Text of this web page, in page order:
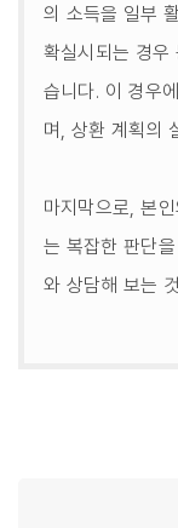
의 소득을 일부
확실시되는 경우
습니다. 이 경우
며, 상환 계획의
마지막으로, 본
는 복잡한 판단
와 상담해 보는